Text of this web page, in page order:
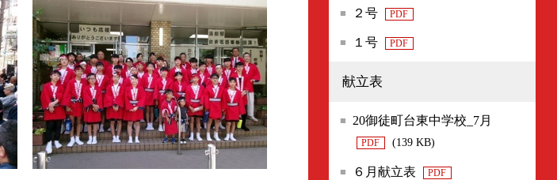
２号 PDF
１号 PDF
献立表
20御徒町台東中学校_7月
PDF (139 KB)
６月献立表 PDF